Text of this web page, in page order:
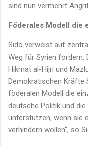
sind nun vermehrt
Föderales Modell die
Sido verweist auf
Weg für Syrien fordern:
Hikmat al-Hijri und
Demokratischen Kräfte
föderalen Modell die
deutsche Politik und
unterstützen, wenn sie
verhindern wollen“, so